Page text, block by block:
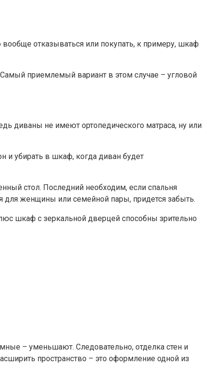
отказываться или покупать, к примеру, шкаф
приемлемый вариант в этом случае – угловой
диваны не имеют ортопедического матраса, ну или
и убирать в шкаф, когда диван будет
стол. Последний необходим, если спальня
для женщины или семейной пары, придется забыть.
шкаф с зеркальной дверцей способны зрительно
– уменьшают. Следовательно, отделка стен и
пространство – это оформление одной из